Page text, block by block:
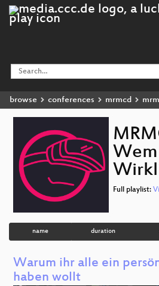
browse conferences mrmcd
Full playlist:
name duration
Warum ihr alle ein
haben wollt